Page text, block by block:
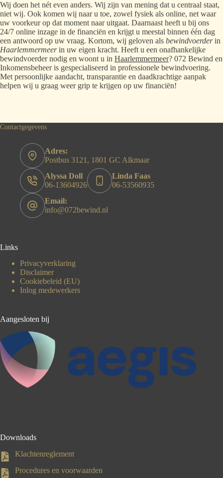
Wij doen het nét even anders. Wij zijn van mening dat u centraal staat,
niet wij. Ook komen wij naar u toe, zowel fysiek als online, net waar
uw voorkeur op dat moment naar uitgaat. Daarnaast heeft u bij ons
24/7 online inzage in de financiën en krijgt u meestal binnen één dag
een antwoord op uw vraag. Kortom, wij geloven als bewindvoerderin
Haarlemmermeerin uw eigen kracht. Heeft u een onafhankelijke
bewindvoerder nodig en woont u in Haarlemmermeer? 072 Bewind en
Inkomensbeheer is gespecialiseerd in professionele bewindvoering.
Met persoonlijke aandacht, transparantie en daadkrachtige aanpak
helpen wij u graag weer grip te krijgen op uw financiën!
Contactgegevens
Adres:
Postbus 3121, 1801 GC Alkmaar
Alyssa Doll
06-13604926
Linda Faas
06-53560935
Email:
info@072bewind.nl
Links
Privacyverklaring
Disclaimer
Cookiebeleid (EU)
Inlog medewerkers
Aangesloten bij
Downloads
Klachtenreglement
Procedures en voorwaarden